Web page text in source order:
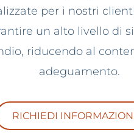
per i nostri
un alto livello di
riducendo al
adeguamento.
RICHIEDI